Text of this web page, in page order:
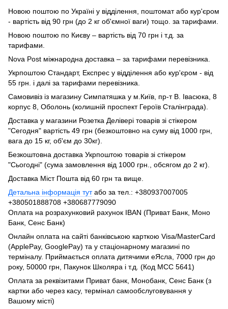
Новою поштою по Україні у відділення, поштомат або кур'єром
- вартість від 90 грн (до 2 кг об'ємної ваги) тощо. за тарифами.
Новою поштою по Києву – вартість від 70 грн і т.д. за
тарифами.
Nova Post міжнародна доставка – за тарифами перевізника.
Укрпоштою Стандарт, Експрес у відділення або кур'єром - від
55 грн. і далі за тарифами перевізника.
Самовивіз із магазину Симпатяшка у м.Київ, пр-т В. Івасюка, 8
корпус 8, Оболонь (колишній проспект Героїв Сталінграда).
Доставка у магазини Розетка Делівері товарів зі стікером
"Сегодня" вартість 49 грн (безкоштовно на суму від 1000 грн,
вага до 15 кг, об'єм до 30кг).
Безкоштовна доставка Укрпоштою товарів зі стікером
"Сьогодні" (сума замовлення від 1000 грн., обсягом до 2 кг).
Доставка Міст Пошта від 60 грн та вище.
Детальна інформація тутабо за тел.: +380937007005
+380501888708 +380687779090
Оплата на розрахунковий рахунок IBAN (Приват Банк, Моно
Банк, Сенс Банк)
Онлайн оплата на сайті банківською карткою Visa/MasterCard
(ApplePay, GooglePay) та у стаціонарному магазині по
терміналу. Приймається оплата дитячими еЯсла, 7000 грн до
року, 50000 грн, Пакунок Школяра і т.д. (Код МСС 5641)
Оплата за реквізитами Приват банк, Монобанк, Сенс Банк (з
картки або через касу, термінал самообслуговування у
Вашому місті)